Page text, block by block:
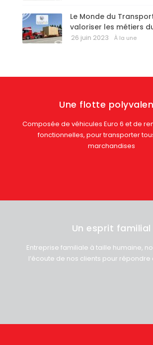
Le Monde du
valoriser les métiers
26 juin 2023 À la une
Une flotte
Composée de véhicules Euro 6 et de
fonctionnelles, pour transporter
marchandises
Un esprit familial
Entreprise familiale à taille humaine,
l’écoute de nos clients pour répondre